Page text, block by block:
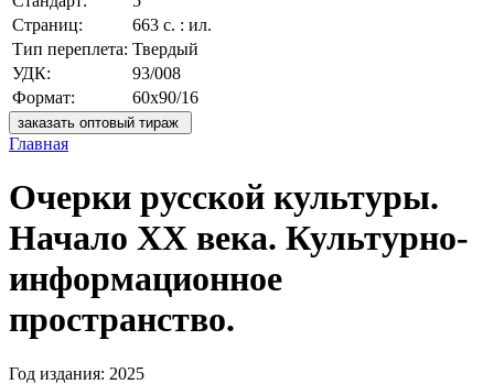
Страниц:
663 с. : ил.
Тип переплета: Твердый
УДК:
93/008
Формат:
60х90/16
заказать оптовый тираж
Главная
Очерки русской культуры.
Начало XX века. Культурно-
информационное
пространство.
Год издания: 2025